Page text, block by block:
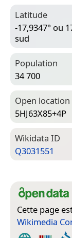
Latitude
-17,9347° ou
sud
Population
34 700
Open location
5HJ63X85+4P
Wiki­data ID
Q3031551
Cette page
Wikimedia